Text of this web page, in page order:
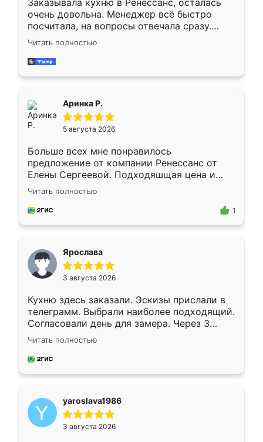
Заказывала кухню в Ренессанс, осталась
очень довольна. Менеджер всё быстро
посчитала, на вопросы отвечала сразу.
Замерщик приехал в субботу, подошёл к
делу со всей ответственностью. Собрали
за день, ребята работали аккуратно, даже
Читать полностью
Аринка Р.
5 августа 2026
Больше всех мне понравилось
предложение от компании Ренессанс от
Елены Сергеевой. Подходяшщая цена и
короткие сроки изготовления. Приехавший
для замера сотрудник Владислав
предложил по моему эскизу самый
Читать полностью
1
Ярослава
3 августа 2026
Кухню здесь заказали. Эскизы прислали в
телеграмм. Выбрали наиболее подходящий.
Согласовали день для замера. Через 3
недели кухня была уже готова. Остались
довольны работой. Спасибо Ренессанс
мебель за качественную работу!
Читать полностью
yaroslava1986
3 августа 2026